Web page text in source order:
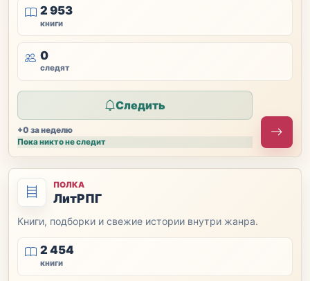
2 953
книги
0
следят
Следить
+0 за неделю
Пока никто не следит
ПОЛКА
ЛитРПГ
Книги, подборки и свежие истории внутри жанра.
2 454
книги